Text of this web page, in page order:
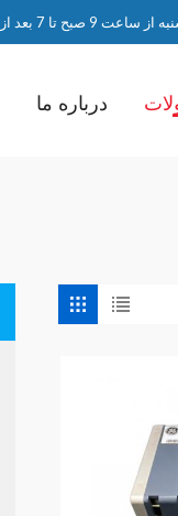
9 صبح تا 7 بعد از ظهر
درباره ما